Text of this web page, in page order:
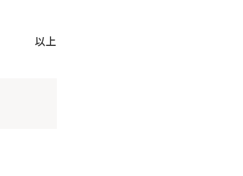
以上